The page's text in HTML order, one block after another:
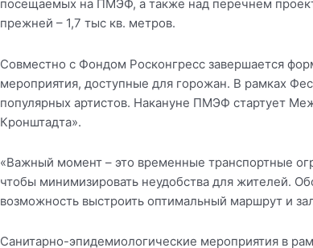
посещаемых на ПМЭФ, а также над перечнем
прежней – 1,7 тыс кв. метров.
Совместно с Фондом Росконгресс завершается
мероприятия, доступные для горожан. В рамках
популярных артистов. Накануне ПМЭФ стартует
Кронштадта».
«Важный момент – это временные транспортные
чтобы минимизировать неудобства для жителей.
возможность выстроить оптимальный маршрут и
Санитарно-эпидемиологические мероприятия в